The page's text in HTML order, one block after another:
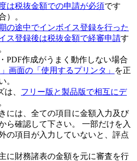
は税抜金額での申請が必須です
）。
の途中でインボイス登録を行った
ス登録後は税抜金額で経審申請す
PDF作成がうまく動作しない場合
」画面の「使用するプリンタ」
を正
。
、 フリー版と製品版で相互にデ
には、全ての項目に金額入力及び
ら確認して下さい。 一部だけを入
の項目が入力していないと、評点
に財務諸表の金額を元に審査を行